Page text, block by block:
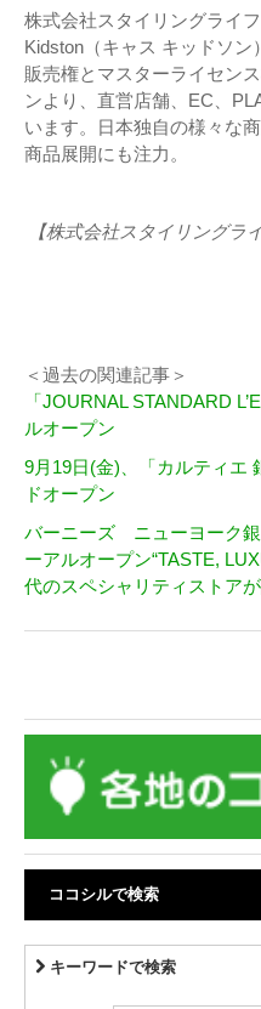
株式会社スタイリングライ
Kidston（キャス キッドソ
販売権とマスターライセン
ンより、直営店舗、EC、
います。日本独自の様々な
商品展開にも注力。
【株式会社スタイリングラ
＜過去の関連記事＞
「JOURNAL STANDARD
ルオープン
9月19日(金)、「カルティエ
ドオープン
バーニーズ ニューヨーク銀
ーアルオープン“TASTE,
代のスペシャリティストア
ココシルで検索
キーワードで検索